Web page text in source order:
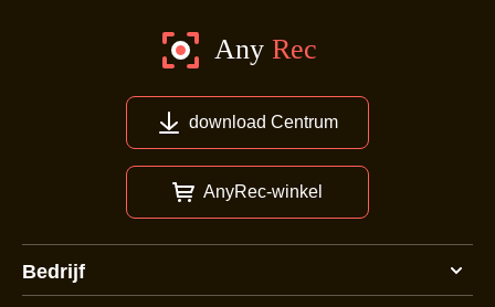
download Centrum
AnyRec-winkel
Bedrijf